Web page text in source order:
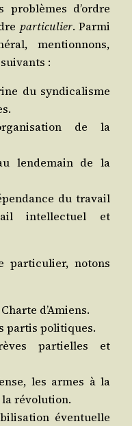
d’ordre
par­ti­cu­lier. Par­mi
men­tion­nons,
:
du syn­di­ca­lisme
de la
len­de­main de la
du tra­vail
intel­lec­tuel et
par­ti­cu­lier, notons
d’Amiens.
par­tis politiques.
par­tielles et
les armes à la
révolution.
éven­tuelle